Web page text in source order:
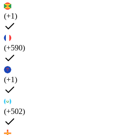
(+1)
(+590)
(+1)
(+502)